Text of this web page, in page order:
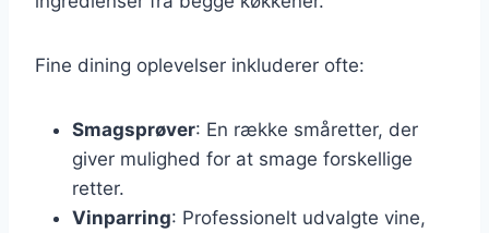
Fine dining oplevelser inkluderer ofte:
Smagsprøver: En række småretter, der
giver mulighed for at smage forskellige
retter.
Vinparring: Professionelt udvalgte vine,